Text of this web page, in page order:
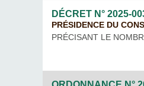
DÉCRET N° 2025-
PRÉSIDENCE DU
PRÉCISANT LE